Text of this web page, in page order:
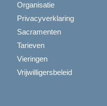
Organisatie
Privacyverklaring
Sacramenten
Tarieven
Vieringen
Vrijwilligersbeleid